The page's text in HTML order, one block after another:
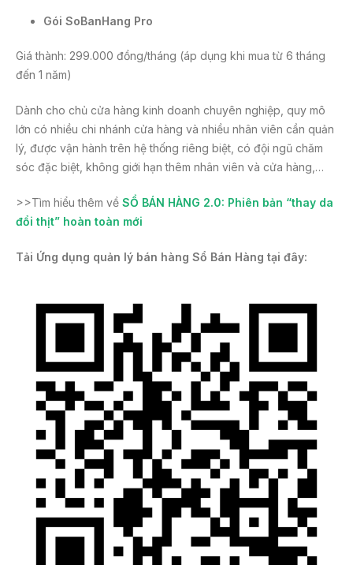
Gói SoBanHang Pro
Giá thành: 299.000 đồng/tháng (áp dụng khi mua từ 6 tháng
đến 1 năm)
Dành cho chủ cửa hàng kinh doanh chuyên nghiệp, quy mô
lớn có nhiều chi nhánh cửa hàng và nhiều nhân viên cần quản
lý, được vận hành trên hệ thống riêng biệt, có đội ngũ chăm
sóc đặc biệt, không giới hạn thêm nhân viên và cửa hàng,…
>>Tìm hiểu thêm về SỔ BÁN HÀNG 2.0: Phiên bản “thay da
đổi thịt” hoàn toàn mới
Tải Ứng dụng quản lý bán hàng Sổ Bán Hàng tại đây: